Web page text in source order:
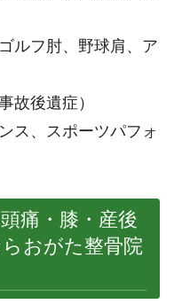
ルフ肘、野球肩、ア
故後遺症）
ス、スポーツパフォ
痛・膝・産後
おがた整骨院